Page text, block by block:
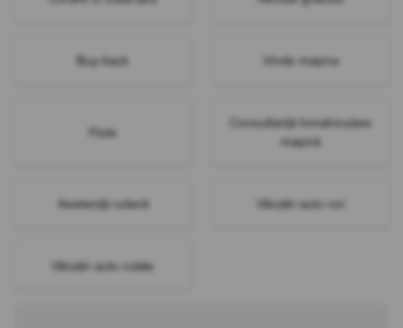
Buy-back Vinde mașina
Flote
Consultanță înmatriculare
mașină
Asistență rutieră Vânzări auto noi
Vânzări auto rulate